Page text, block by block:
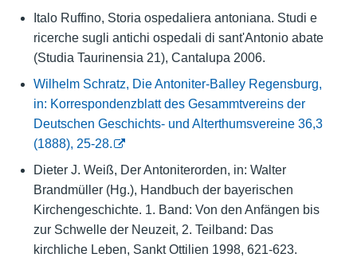
Italo Ruffino, Storia ospedaliera antoniana. Studi e
ricerche sugli antichi ospedali di sant'Antonio abate
(Studia Taurinensia 21), Cantalupa 2006.
Wilhelm Schratz, Die Antoniter-Balley Regensburg,
in: Korrespondenzblatt des Gesammtvereins der
Deutschen Geschichts- und Alterthumsvereine 36,3
(1888), 25-28.
Dieter J. Weiß, Der Antoniterorden, in: Walter
Brandmüller (Hg.), Handbuch der bayerischen
Kirchengeschichte. 1. Band: Von den Anfängen bis
zur Schwelle der Neuzeit, 2. Teilband: Das
kirchliche Leben, Sankt Ottilien 1998, 621-623.